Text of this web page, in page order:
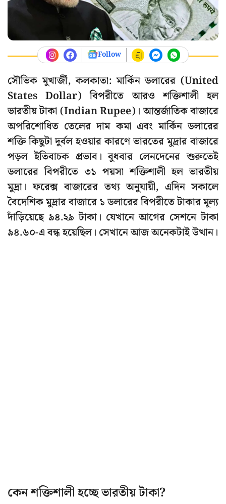
Follow
সৌভিক মুখার্জী, কলকাতা: মার্কিন ডলারের (United
States Dollar) বিপরীতে আরও শক্তিশালী হল
ভারতীয় টাকা (Indian Rupee)। আন্তর্জাতিক বাজারে
অপরিশোধিত তেলের দাম কমা এবং মার্কিন ডলারের
শক্তি কিছুটা দুর্বল হওয়ার কারণে ভারতের মুদ্রার বাজারে
পড়ল ইতিবাচক প্রভাব। বুধবার লেনদেনের শুরুতেই
ডলারের বিপরীতে ৩১ পয়সা শক্তিশালী হল ভারতীয়
মুদ্রা। ফরেক্স বাজারের তথ্য অনুযায়ী, এদিন সকালে
বৈদেশিক মুদ্রার বাজারে ১ ডলারের বিপরীতে টাকার মূল্য
দাঁড়িয়েছে ৯৪.২৯ টাকা। যেখানে আগের সেশনে টাকা
৯৪.৬০-এ বন্ধ হয়েছিল। সেখানে আজ অনেকটাই উত্থান।
কেন শক্তিশালী হচ্ছে ভারতীয় টাকা?